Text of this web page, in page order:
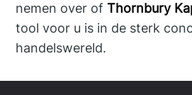
nemen over ofThornbury
tool voor u is in de sterk
handelswereld.